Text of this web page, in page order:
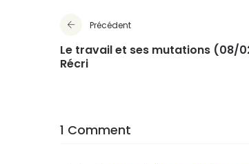
Précédent
Le travail et ses mutations (08/
Récri
1 Comment